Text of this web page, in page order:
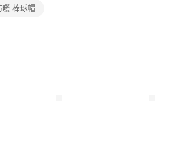
先徵得法定代理人或監護人之同意方可使用
」時，將依據個別帳號之用戶狀況，依本公司即
曬 棒球帽